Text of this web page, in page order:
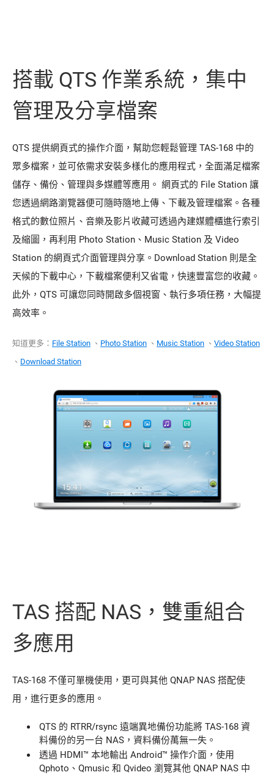
搭載 QTS 作業系統，集中
管理及分享檔案
QTS 提供網頁式的操作介面，幫助您輕鬆管理 TAS-168 中的
眾多檔案，並可依需求安裝多樣化的應用程式，全面滿足檔案
儲存、備份、管理與多媒體等應用。 網頁式的 File Station 讓
您透過網路瀏覽器便可隨時隨地上傳、下載及管理檔案。各種
格式的數位照片、音樂及影片收藏可透過內建媒體櫃進行索引
及縮圖，再利用 Photo Station、Music Station 及 Video
Station 的網頁式介面管理與分享。Download Station 則是全
天候的下載中心，下載檔案便利又省電，快速豐富您的收藏。
此外，QTS 可讓您同時開啟多個視窗、執行多項任務，大幅提
高效率。
知道更多： File Station 、 Photo Station 、 Music Station 、 Video Station
、 Download Station
TAS 搭配 NAS，雙重組合
多應用
TAS-168 不僅可單機使用，更可與其他 QNAP NAS 搭配使
用，進行更多的應用。
QTS 的 RTRR/rsync 遠端異地備份功能將 TAS-168 資
料備份的另一台 NAS，資料備份萬無一失。
透過 HDMI™ 本地輸出 Android™ 操作介面，使用
Qphoto、Qmusic 和 Qvideo 瀏覽其他 QNAP NAS 中